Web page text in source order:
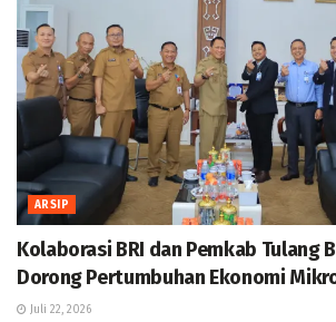
ARSIP
Kolaborasi BRI dan Pemkab Tulang
Dorong Pertumbuhan Ekonomi
Juli 22, 2026